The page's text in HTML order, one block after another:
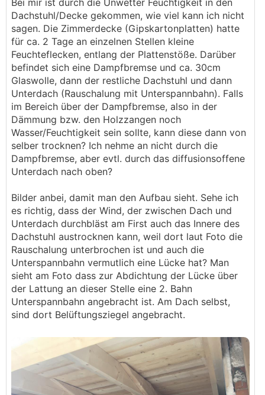
Bei mir ist durch die Unwetter Feuchtigkeit in den
Dachstuhl/Decke gekommen, wie viel kann ich nicht
sagen. Die Zimmerdecke (Gipskartonplatten) hatte
für ca. 2 Tage an einzelnen Stellen kleine
Feuchteflecken, entlang der Plattenstöße. Darüber
befindet sich eine Dampfbremse und ca. 30cm
Glaswolle, dann der restliche Dachstuhl und dann
Unterdach (Rauschalung mit Unterspannbahn). Falls
im Bereich über der Dampfbremse, also in der
Dämmung bzw. den Holzzangen noch
Wasser/Feuchtigkeit sein sollte, kann diese dann von
selber trocknen? Ich nehme an nicht durch die
Dampfbremse, aber evtl. durch das diffusionsoffene
Unterdach nach oben?
Bilder anbei, damit man den Aufbau sieht. Sehe ich
es richtig, dass der Wind, der zwischen Dach und
Unterdach durchbläst am First auch das Innere des
Dachstuhl austrocknen kann, weil dort laut Foto die
Rauschalung unterbrochen ist und auch die
Unterspannbahn vermutlich eine Lücke hat? Man
sieht am Foto dass zur Abdichtung der Lücke über
der Lattung an dieser Stelle eine 2. Bahn
Unterspannbahn angebracht ist. Am Dach selbst,
sind dort Belüftungsziegel angebracht.